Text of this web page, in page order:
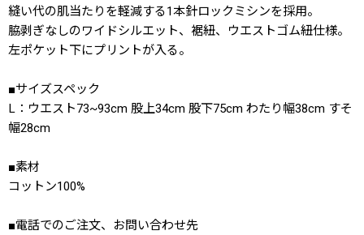
縫い代の肌当たりを軽減する1本針ロックミシンを採用。
脇剥ぎなしのワイドシルエット、裾紐、ウエストゴム紐仕様。
左ポケット下にプリントが入る。
■サイズスペック
L：ウエスト73~93cm 股上34cm 股下75cm わたり幅38cm すそ
幅28cm
■素材
コットン100%
■電話でのご注文、お問い合わせ先